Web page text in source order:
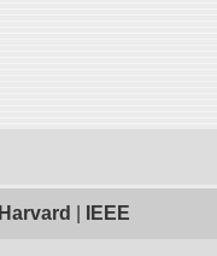
Harvard IEEE